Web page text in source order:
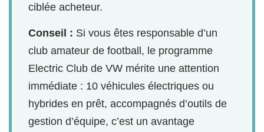
ciblée acheteur.
Conseil : Si vous êtes responsable d’un
club amateur de football, le programme
Electric Club de VW mérite une attention
immédiate : 10 véhicules électriques ou
hybrides en prêt, accompagnés d’outils de
gestion d’équipe, c’est un avantage